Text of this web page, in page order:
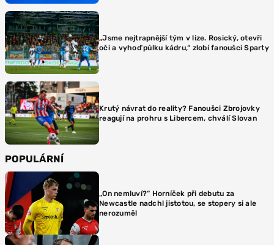
„Jsme nejtrapnější tým v lize. Rosický, otevři
oči a vyhoď půlku kádru,“ zlobí fanoušci Sparty
Krutý návrat do reality? Fanoušci Zbrojovky
reagují na prohru s Libercem, chválí Slovan
POPULÁRNÍ
„On nemluví?“ Horníček při debutu za
Newcastle nadchl jistotou, se stopery si ale
nerozuměl